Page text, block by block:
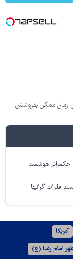
زمان ممکن بفروشش
حکمرانی هوشمند
فلزات گرانبها
آمریکا
امام رضا (ع)